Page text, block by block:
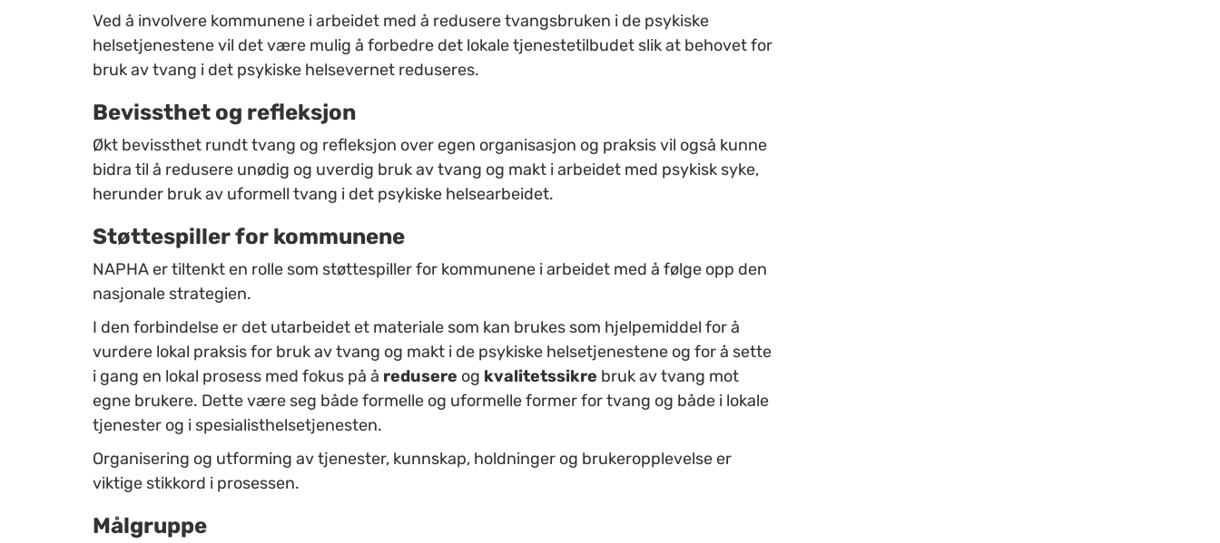
Ved å involvere kommunene i arbeidet med å redusere tvangsbruken i de psykiske
helsetjenestene vil det være mulig å forbedre det lokale tjenestetilbudet slik at behovet for
bruk av tvang i det psykiske helsevernet reduseres.
Bevissthet og refleksjon
Økt bevissthet rundt tvang og refleksjon over egen organisasjon og praksis vil også kunne
bidra til å redusere unødig og uverdig bruk av tvang og makt i arbeidet med psykisk syke,
herunder bruk av uformell tvang i det psykiske helsearbeidet.
Støttespiller for kommunene
NAPHA er tiltenkt en rolle som støttespiller for kommunene i arbeidet med å følge opp den
nasjonale strategien.
I den forbindelse er det utarbeidet et materiale som kan brukes som hjelpemiddel for å
vurdere lokal praksis for bruk av tvang og makt i de psykiske helsetjenestene og for å sette
i gang en lokal prosess med fokus på å redusere og kvalitetssikre bruk av tvang mot
egne brukere. Dette være seg både formelle og uformelle former for tvang og både i lokale
tjenester og i spesialisthelsetjenesten.
Organisering og utforming av tjenester, kunnskap, holdninger og brukeropplevelse er
viktige stikkord i prosessen.
Målgruppe